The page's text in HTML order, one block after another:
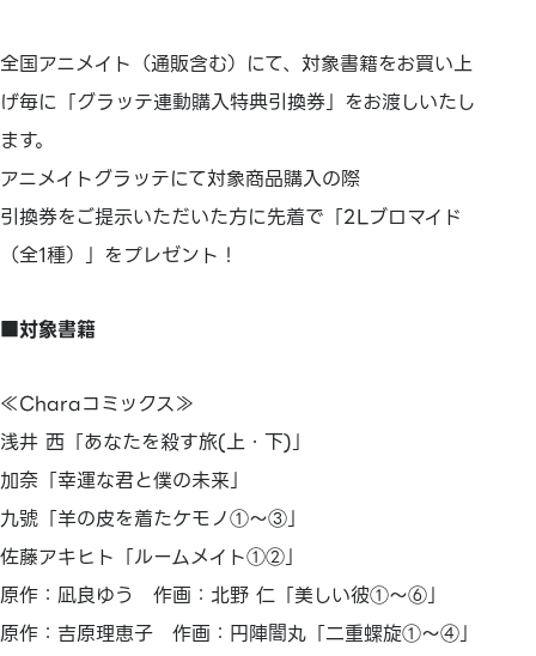
全国アニメイト（通販含む）にて、対象書籍をお買い上
げ毎に「グラッテ連動購入特典引換券」をお渡しいたし
ます。
アニメイトグラッテにて対象商品購入の際
引換券をご提示いただいた方に先着で「2Lブロマイド
（全1種）」をプレゼント！
■対象書籍
≪Charaコミックス≫
浅井 西「あなたを殺す旅(上・下)」
加奈「幸運な君と僕の未来」
九號「羊の皮を着たケモノ①～③」
佐藤アキヒト「ルームメイト①②」
原作：凪良ゆう 作画：北野 仁「美しい彼①～⑥」
原作：吉原理恵子 作画：円陣闇丸「二重螺旋①～④」